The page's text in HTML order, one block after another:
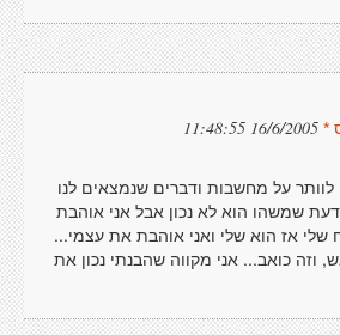
*
16/6/2005 11:48:55
על מחשבות ודברים שנמצאים לנו
שמשהו הוא לא נכון אבל אני אוהבת
שלי אז הוא שלי ואני אוהבת את עצמי...
וזה כואב... אני מקווה שהבנתי נכון את